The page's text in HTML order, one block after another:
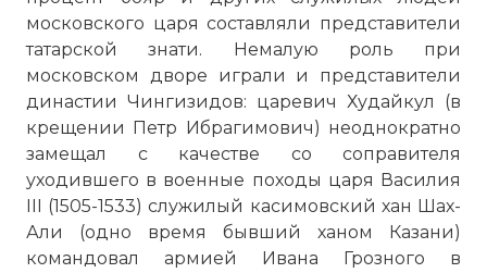
московского царя составляли представители
татарской знати. Heмалую роль при
московском дворе играли и представители
династии Чингизидов: царевич Худайкул (в
крещении Петр Ибрагимович) неоднократно
замещал с качестве со соправителя
уходившего в военные походы царя Василия
III (1505-1533) служилый касимовский хан Шах-
Али (одно время бывший ханом Казани)
командовал армией Ивана Грозного в